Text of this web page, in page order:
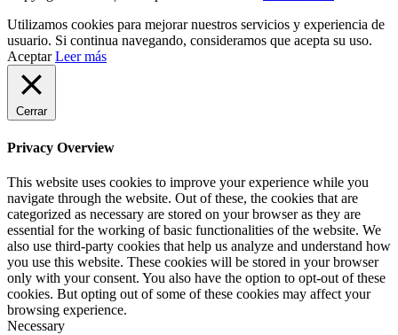
Utilizamos cookies para mejorar nuestros servicios y experiencia de
usuario. Si continua navegando, consideramos que acepta su uso.
Aceptar Leer más
Cerrar
Privacy Overview
This website uses cookies to improve your experience while you
navigate through the website. Out of these, the cookies that are
categorized as necessary are stored on your browser as they are
essential for the working of basic functionalities of the website. We
also use third-party cookies that help us analyze and understand how
you use this website. These cookies will be stored in your browser
only with your consent. You also have the option to opt-out of these
cookies. But opting out of some of these cookies may affect your
browsing experience.
Necessary